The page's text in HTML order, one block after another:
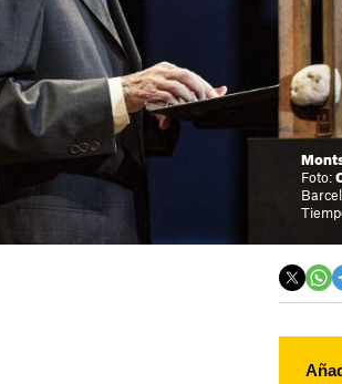
Foto: